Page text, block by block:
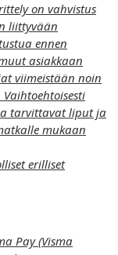
on vahvistus
liittyvään
ennen
asiakkaan
viimeistään noin
tarvittavat liput ja
mukaan
erilliset
Pay (Visma